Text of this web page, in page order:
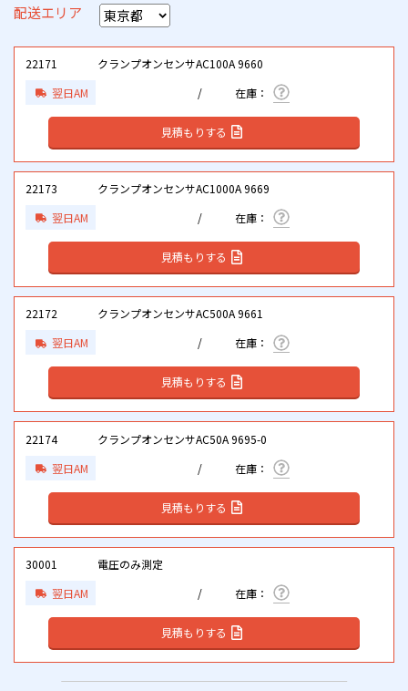
配送エリア
22171
クランプオンセンサAC100A 9660
翌日AM
見積もりする
22173
クランプオンセンサAC1000A 9669
翌日AM
見積もりする
22172
クランプオンセンサAC500A 9661
翌日AM
見積もりする
22174
クランプオンセンサAC50A 9695-0
翌日AM
見積もりする
30001
電圧のみ測定
翌日AM
見積もりする